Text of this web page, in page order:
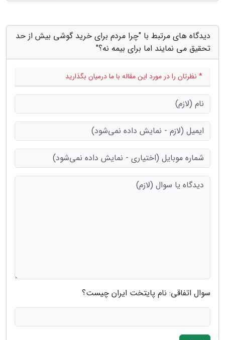
دیدگاه های مرتبط با "چرا مردم برای خرید گوشی بیش از حد
تحقیق می نمایند اما برای بیمه نه؟"
* نظرتان را در مورد این مقاله با ما درمیان بگذارید
سوال اتفاقی: نام پایتخت ایران چیست؟